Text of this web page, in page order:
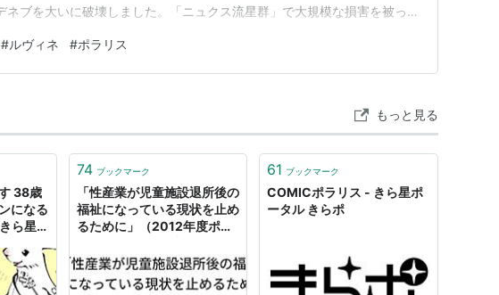
ネブを大いに破壊しました。「ニュクス流星群」で大規模な損害を被った
ヴィネは ①自分はテルルの使いであること ②クロトがデネブを裏切っ
虚構を人々に浸透させ、支…
#ルヴィネ #ポラリス
もっと見る
38歳
になる
ら星
74 ブックマーク
「性産業が児童施設退所後の
福祉になっている現状を止め
るために」（2012年度ポラ
ー第2回）
61 ブックマーク
COMICポラリス - きら星ポ
ータル きらポ